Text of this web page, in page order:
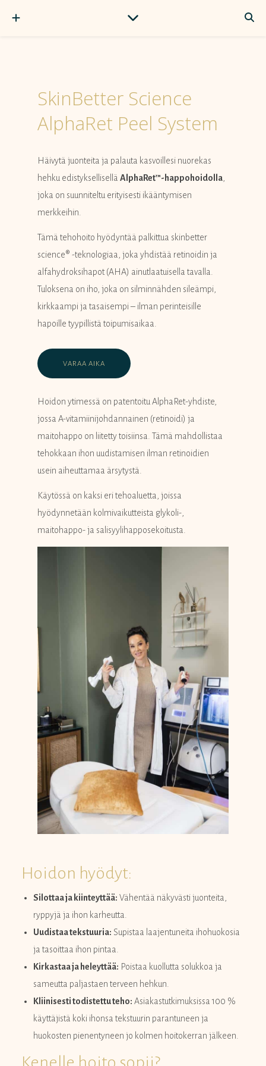
SkinBetter Science
AlphaRet Peel System
Häivytä juonteita ja palauta kasvoillesi nuorekas
hehku edistyksellisellä AlphaRet™-happohoidolla,
joka on suunniteltu erityisesti ikääntymisen
merkkeihin.
Tämä tehohoito hyödyntää palkittua skinbetter
science® -teknologiaa, joka yhdistää retinoidin ja
alfahydroksihapot (AHA) ainutlaatuisella tavalla.
Tuloksena on iho, joka on silminnähden sileämpi,
kirkkaampi ja tasaisempi – ilman perinteisille
hapoille tyypillistä toipumisaikaa.
VARAA AIKA
Hoidon ytimessä on patentoitu AlphaRet-yhdiste,
jossa A-vitamiinijohdannainen (retinoidi) ja
maitohappo on liitetty toisiinsa. Tämä mahdollistaa
tehokkaan ihon uudistamisen ilman retinoidien
usein aiheuttamaa ärsytystä.
Käytössä on kaksi eri tehoaluetta, joissa
hyödynnetään kolmivaikutteista glykoli-,
maitohappo- ja salisyylihapposekoitusta.
Hoidon hyödyt:
Silottaa ja kiinteyttää: Vähentää näkyvästi juonteita,
ryppyjä ja ihon karheutta.
Uudistaa tekstuuria: Supistaa laajentuneita ihohuokosia
ja tasoittaa ihon pintaa.
Kirkastaa ja heleyttää: Poistaa kuollutta solukkoa ja
sameutta paljastaen terveen hehkun.
Kliinisesti todistettu teho: Asiakastutkimuksissa 100 %
käyttäjistä koki ihonsa tekstuurin parantuneen ja
huokosten pienentyneen jo kolmen hoitokerran jälkeen.
Kenelle hoito sopii?